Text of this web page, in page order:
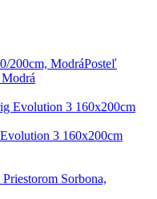
Posteľ
3 160x200cm